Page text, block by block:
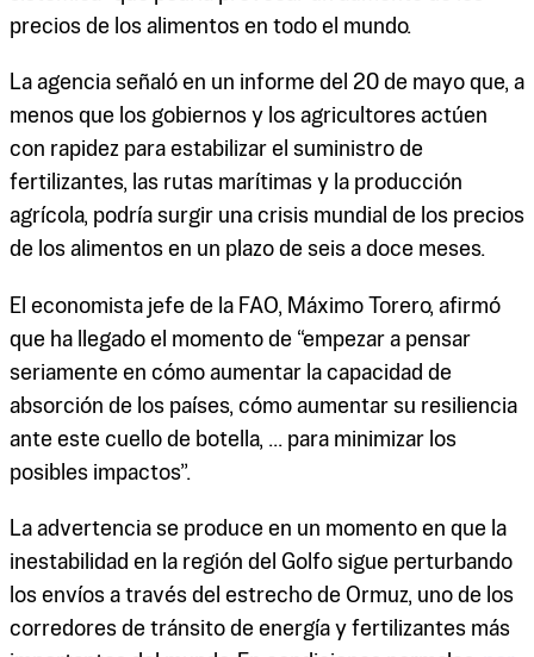
precios de los alimentos en todo el mundo.
La agencia señaló en un informe del 20 de mayo que, a
menos que los gobiernos y los agricultores actúen
con rapidez para estabilizar el suministro de
fertilizantes, las rutas marítimas y la producción
agrícola, podría surgir una crisis mundial de los precios
de los alimentos en un plazo de seis a doce meses.
El economista jefe de la FAO, Máximo Torero, afirmó
que ha llegado el momento de “empezar a pensar
seriamente en cómo aumentar la capacidad de
absorción de los países, cómo aumentar su resiliencia
ante este cuello de botella, ... para minimizar los
posibles impactos”.
La advertencia se produce en un momento en que la
inestabilidad en la región del Golfo sigue perturbando
los envíos a través del estrecho de Ormuz, uno de los
corredores de tránsito de energía y fertilizantes más